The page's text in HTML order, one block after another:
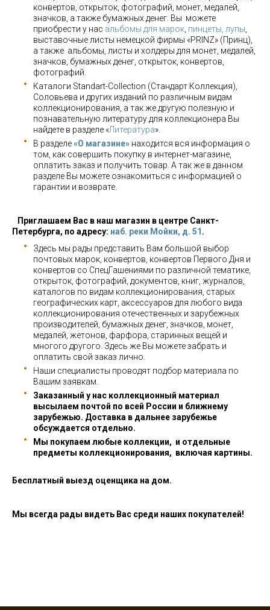
конвертов, открыток, фотографий, монет, медалей,
значков, а также бумажных денег. Вы можете
приобрести у нас альбомы для марок пинцеты, лупы
выставочные листы немецкой фирмы «PRINZ» (Принц),
а также альбомы, листы и холдеры для монет, медалей,
значков, бумажных денег, открыток, конвертов,
фотографий.
Каталоги Standart-Collection (Стандарт Коллекция),
Соловьева и других изданий по различным видам
коллекционирования, а так же другую полезную и
познавательную литературу для коллекционера Вы
найдете в разделе «Литература».
В разделе«О магазине» находится вся информация о
том, как совершить покупку в интернет-магазине,
оплатить заказ и получить товар. А так же в данном
разделе Вы можете ознакомиться с информацией о
гарантии и возврате.
Приглашаем Вас в наш магазин в центре Санкт-
Петербурга, по адресу: наб. реки Мойки, д. 51 .
Здесь мы рады представить Вам большой выбор
почтовых марок, конвертов, конвертов Первого Дня и
конвертов со СпецГашениями по различной тематике,
открыток, фотографий, документов, книг, журналов,
каталогов по видам коллекционирования, старых
географических карт, аксессуаров для любого вида
коллекционирования отечественных и зарубежных
производителей, бумажных денег, значков, монет,
медалей, жетонов, фарфора, старинных вещей и
многого другого. Здесь же Вы можете забрать и
оплатить свой заказ лично.
Наши специалисты проводят подбор материала по
Вашим заявкам.
Заказанный у нас коллекционный материал
высылаем почтой по всей России и ближнему
зарубежью. Доставка в дальнее зарубежье
обсуждается отдельно.
Мы покупаем любые коллекции, и отдельные
предметы коллекционирования, включая картины.
Бесплатный выезд оценщика на дом.
Мы всегда рады видеть Вас среди наших покупателей!